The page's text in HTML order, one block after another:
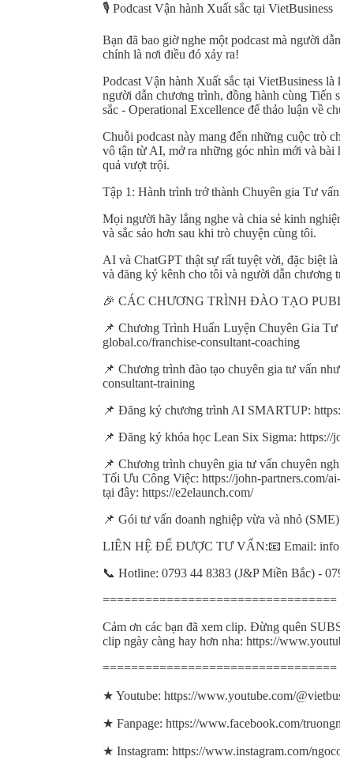
🎙️ Podcast Vận hành Xuất sắc tại VietBusiness
Bạn đã bao giờ nghe một podcast mà người
chính là nơi điều đó xảy ra!
Podcast Vận hành Xuất sắc tại VietBusiness
người dẫn chương trình, đồng hành cùng
sắc - Operational Excellence để thảo luận về
Chuỗi podcast này mang đến những cuộc trò
vô tận từ AI, mở ra những góc nhìn mới và bài
quả vượt trội.
Tập ​​1: Hành trình trở thành Chuyên gia Tư
Mọi người hãy lắng nghe và chia sẻ kinh
và sắc sảo hơn sau khi trò chuyện cùng tôi.
AI và ChatGPT thật sự rất tuyệt vời, đặc biệt
và đăng ký kênh cho tôi và người dẫn chương
🎉 CÁC CHƯƠNG TRÌNH ĐÀO TẠO
📌 Chương Trình Huấn Luyện Chuyên Gia
global.co/franchise-consultant-coaching
📌 Chương trình đào tạo chuyên gia tư vấn
consultant-training
📌 Đăng ký chương trình AI SMARTUP:
📌 Đăng ký khóa học Lean Six Sigma: https://
📌 Chương trình chuyên gia tư vấn chuyên
Tối Ưu Công Việc: https://john-partners.com/
tại đây: https://e2elaunch.com/
📌 Gói tư vấn doanh nghiệp vừa và nhỏ
LIÊN HỆ ĐỂ ĐƯỢC TƯ VẤN:📧 Email:
📞 Hotline: 0793 44 8383 (J&P Miền Bắc) -
=================================
Cảm ơn các bạn đã xem clip. Đừng quên
clip ngày càng hay hơn nha: https://
=================================
★ Youtube: https://www.youtube.com/
★ Fanpage: https://www.facebook.com/
★ Instagram: https://www.instagram.com/